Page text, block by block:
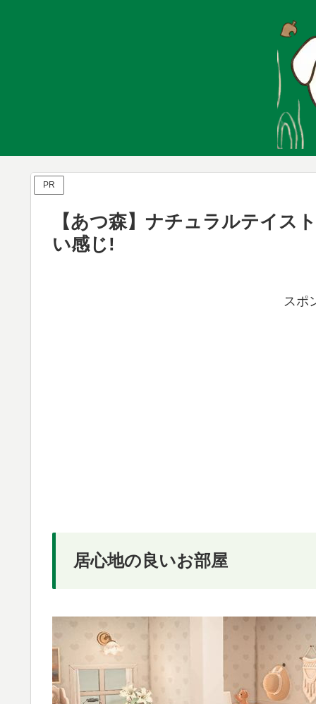
PR
【あつ森】ナチュラルテイス
い感じ!
スポ
居心地の良いお部屋